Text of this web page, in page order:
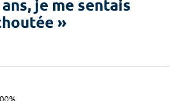
je me sentais
»